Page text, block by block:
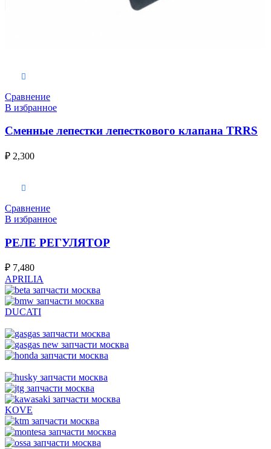
Сравнение
В избранное
Сменные лепестки лепесткового клапана TRRS
₽ 2,300
Сравнение
В избранное
РЕЛЕ РЕГУЛЯТОР
₽ 7,480
APRILIA
DUCATI
KOVE